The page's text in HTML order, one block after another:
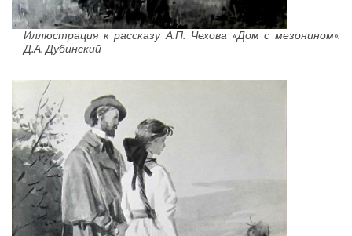
Иллюстрация к рассказу А.П. Чехова «Дом с мезонином».
Д.А. Дубинский